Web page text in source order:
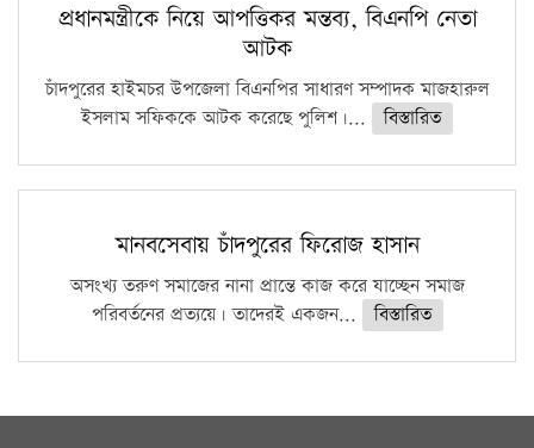
প্রধানমন্ত্রীকে নিয়ে আপত্তিকর মন্তব্য, বিএনপি নেতা
আটক
চাঁদপুরের হাইমচর উপজেলা বিএনপির সাধারণ সম্পাদক মাজহারুল
ইসলাম সফিককে আটক করেছে পুলিশ।...
বিস্তারিত
মানবসেবায় চাঁদপুরের ফিরোজ হাসান
অসংখ্য তরুণ সমাজের নানা প্রান্তে কাজ করে যাচ্ছেন সমাজ
পরিবর্তনের প্রত্যয়ে। তাদেরই একজন...
বিস্তারিত